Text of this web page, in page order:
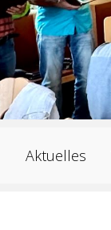
Aktuelles